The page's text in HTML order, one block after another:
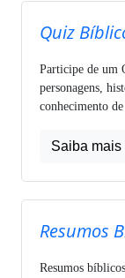
Quiz
Participe de um
personagens,
conhecimento
Saiba mais
Resumos
Resumos